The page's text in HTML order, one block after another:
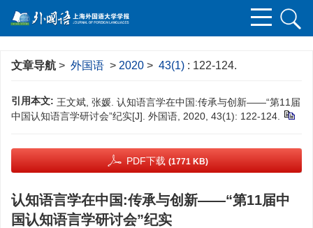
文章导航 > 外国语 > 2020 > 43(1) : 122-124.
引用本文: 王文斌, 张媛. 认知语言学在中国:传承与创新——“第11届
中国认知语言学研讨会”纪实[J]. 外国语, 2020, 43(1): 122-124.
PDF下载 (1771 KB)
认知语言学在中国:传承与创新——“第11届中
国认知语言学研讨会”纪实